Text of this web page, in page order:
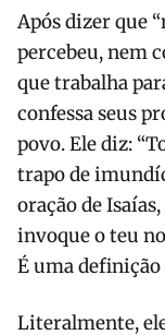
Após dizer que
percebeu, nem
que trabalha
confessa seus
povo. Ele diz:
trapo de
oração de
invoque o teu
É uma
Literalmente,